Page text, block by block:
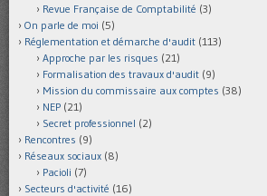
Revue Française de Comptabilité (3)
On parle de moi (5)
Réglementation et démarche d'audit (113)
Approche par les risques (21)
Formalisation des travaux d'audit (9)
Mission du commissaire aux comptes (38)
NEP (21)
Secret professionnel (2)
Rencontres (9)
Réseaux sociaux (8)
Pacioli (7)
Secteurs d'activité (16)